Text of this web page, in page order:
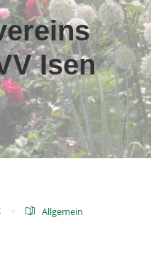
Isen
Allgemein